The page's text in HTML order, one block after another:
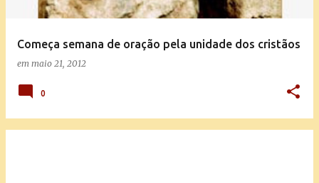
Começa semana de oração pela unidade dos cristãos
em maio 21, 2012
0